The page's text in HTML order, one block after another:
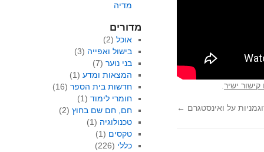
ישיר
על ואינסטגרם ←
מדיה
מדורים
אוכל(2)
בישול ואפייה (3)
בני נוער(7)
המצאות ומדע(1)
חדשות בית הספר(16)
חומרי לימוד(1)
חם, חם שם בחוץ(2)
טכנולוגיה (1)
טקסים (1)
כללי (226)